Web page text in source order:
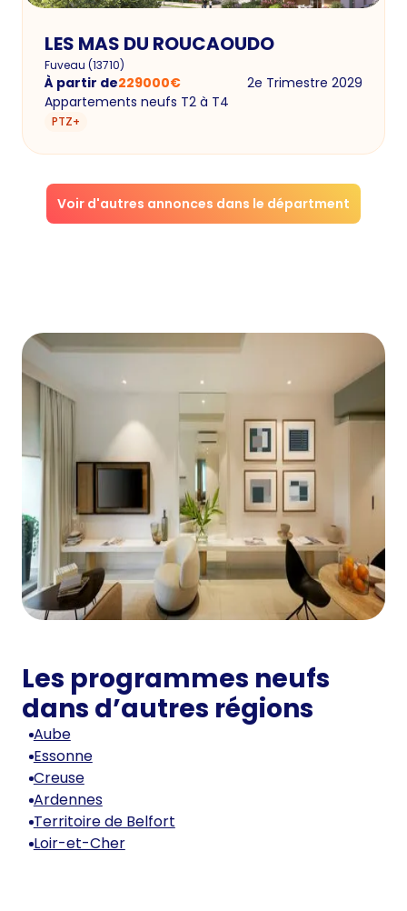
LES MAS DU ROUCAOUDO
Fuveau (13710)
À partir de229000€
2e Trimestre 2029
Appartements neufs T2 à T4
PTZ+
Voir d'autres annonces dans le départment
Les programmes neufs
dans d’autres régions
Aube
Essonne
Creuse
Ardennes
Territoire de Belfort
Loir-et-Cher